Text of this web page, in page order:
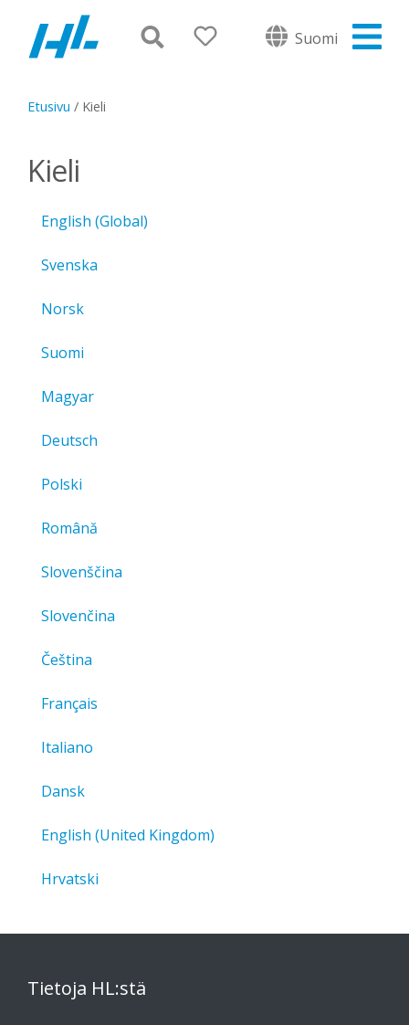
Suomi
Etusivu / Kieli
Kieli
English (Global)
Svenska
Norsk
Suomi
Magyar
Deutsch
Polski
Română
Slovenščina
Slovenčina
Čeština
Français
Italiano
Dansk
English (United Kingdom)
Hrvatski
Tietoja HL:stä